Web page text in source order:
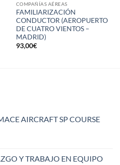
COMPAÑÍAS AÉREAS
FAMILIARIZACIÓN
CONDUCTOR (AEROPUERTO
DE CUATRO VIENTOS –
MADRID)
93,00€
AIRCRAFT SP COURSE
Y TRABAJO EN EQUIPO